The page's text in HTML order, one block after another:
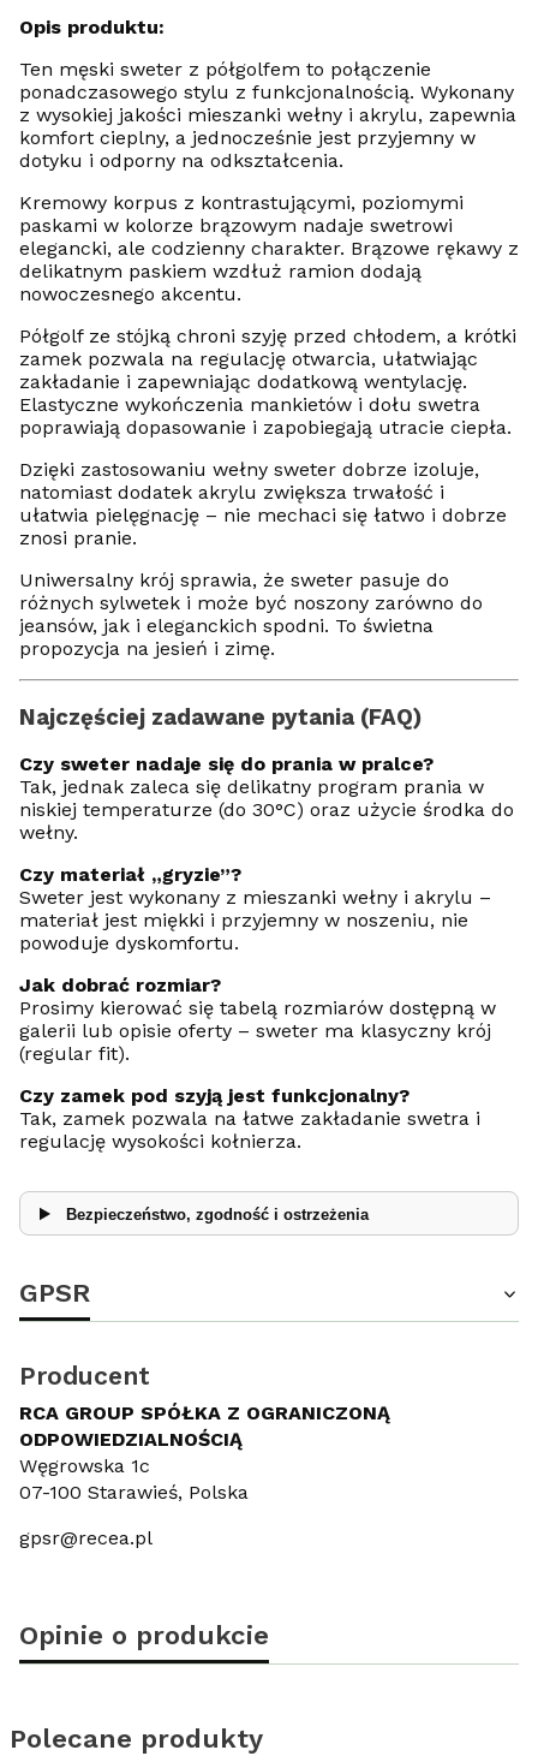
Opis produktu:
Ten męski sweter z półgolfem to połączenie
ponadczasowego stylu z funkcjonalnością. Wykonany
z wysokiej jakości mieszanki wełny i akrylu, zapewnia
komfort cieplny, a jednocześnie jest przyjemny w
dotyku i odporny na odkształcenia.
Kremowy korpus z kontrastującymi, poziomymi
paskami w kolorze brązowym nadaje swetrowi
elegancki, ale codzienny charakter. Brązowe rękawy z
delikatnym paskiem wzdłuż ramion dodają
nowoczesnego akcentu.
Półgolf ze stójką chroni szyję przed chłodem, a krótki
zamek pozwala na regulację otwarcia, ułatwiając
zakładanie i zapewniając dodatkową wentylację.
Elastyczne wykończenia mankietów i dołu swetra
poprawiają dopasowanie i zapobiegają utracie ciepła.
Dzięki zastosowaniu wełny sweter dobrze izoluje,
natomiast dodatek akrylu zwiększa trwałość i
ułatwia pielęgnację – nie mechaci się łatwo i dobrze
znosi pranie.
Uniwersalny krój sprawia, że sweter pasuje do
różnych sylwetek i może być noszony zarówno do
jeansów, jak i eleganckich spodni. To świetna
propozycja na jesień i zimę.
Najczęściej zadawane pytania (FAQ)
Czy sweter nadaje się do prania w pralce?
Tak, jednak zaleca się delikatny program prania w
niskiej temperaturze (do 30°C) oraz użycie środka do
wełny.
Czy materiał „gryzie”?
Sweter jest wykonany z mieszanki wełny i akrylu –
materiał jest miękki i przyjemny w noszeniu, nie
powoduje dyskomfortu.
Jak dobrać rozmiar?
Prosimy kierować się tabelą rozmiarów dostępną w
galerii lub opisie oferty – sweter ma klasyczny krój
(regular fit).
Czy zamek pod szyją jest funkcjonalny?
Tak, zamek pozwala na łatwe zakładanie swetra i
regulację wysokości kołnierza.
Bezpieczeństwo, zgodność i ostrzeżenia
GPSR
Producent
RCA GROUP SPÓŁKA Z OGRANICZONĄ
ODPOWIEDZIALNOŚCIĄ
Węgrowska 1c
07-100 Starawieś, Polska
gpsr@recea.pl
Opinie o produkcie
Polecane produkty